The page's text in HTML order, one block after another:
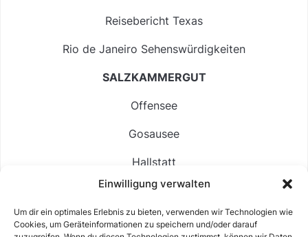
Einwilligung verwalten
Um dir ein optimales Erlebnis zu bieten, verwenden wir Technologien wie
Cookies, um Geräteinformationen zu speichern und/oder darauf
Reisebericht Texas
Rio de Janeiro Sehenswürdigkeiten
SALZKAMMERGUT
Offensee
Gosausee
Hallstatt
Langbathsee
Altausseer See